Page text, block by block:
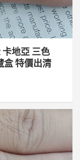
卡地亞 三色
盒 特價出清